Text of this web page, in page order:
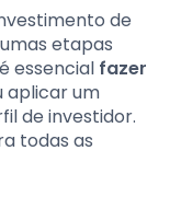
de
etapas
essencial fazer
aplicar um
de investidor.
todas as